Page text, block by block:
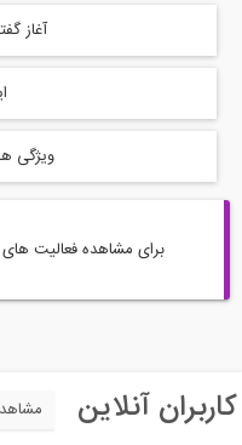
آغاز
ویژگی
برای مشاهده فعالیت های
کاربران آنلاین